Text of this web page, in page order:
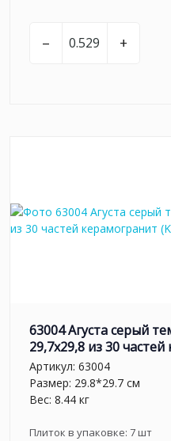
– +
63004 Агуста серый
29,7х29,8 из 30
Артикул: 63004
Размер: 29.8*29.7 см
Вес: 8.44 кг
Плиток в упаковке: 7шт